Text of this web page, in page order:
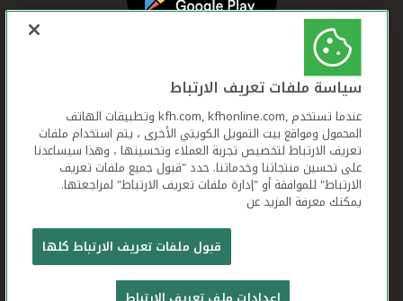
بيت التمويل الكويتي جميع الحقوق محفوظة © 2026
شروط وأحكام استخدام الموقع الإلكتروني
سياسة ملفات تعريف الارتباط
عندما تستخدم ,kfh.com, kfhonline.com وتطبيقات الهاتف
المحمول ومواقع بيت التمويل الكويتي الأخرى ، يتم استخدام ملفات
تعريف الارتباط لتخصيص تجربة العملاء وتحسينها ، وهذا سيساعدنا
على تحسين منتجاتنا وخدماتنا. حدد "قبول جميع ملفات تعريف
الارتباط" للموافقة أو "إدارة ملفات تعريف الارتباط" لمراجعتها.
يمكنك معرفة المزيد عن
قبول ملفات تعريف الارتباط كلها